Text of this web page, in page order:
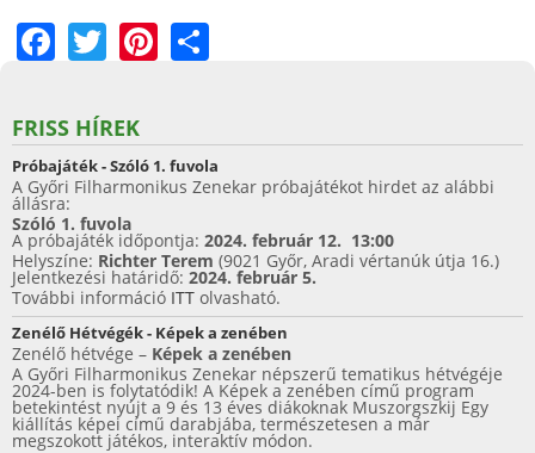
F
a
c
e
b
o
o
k
T
w
itt
er
Pi
nt
e
st
e
FRISS HÍREK
Próbajáték - Szóló 1. fuvola
A Győri Filharmonikus Zenekar próbajátékot hirdet az alábbi
állásra:
Szóló 1. fuvola
A próbajáték időpontja: 2024. február 12. 13:00
Helyszíne: Richter Terem (9021 Győr, Aradi vértanúk útja 16.)
Jelentkezési határidő: 2024. február 5.
További információ ITT olvasható.
Zenélő Hétvégék - Képek a zenében
Zenélő hétvége – Képek a zenében
A Győri Filharmonikus Zenekar népszerű tematikus hétvégéje
2024-ben is folytatódik! A Képek a zenében című program
betekintést nyújt a 9 és 13 éves diákoknak Muszorgszkij Egy
kiállítás képei című darabjába, természetesen a már
megszokott játékos, interaktív módon.